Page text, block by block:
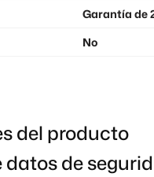
Garantía de
No
del producto
datos de